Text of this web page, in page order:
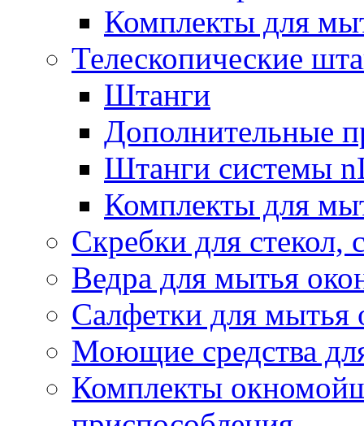
Комплекты для
Телескопические
Штанги
Дополнительные
Штанги системы
Комплекты для
Скребки для стекол,
Ведра для мытья
Салфетки для мытья
Моющие средства
Комплекты